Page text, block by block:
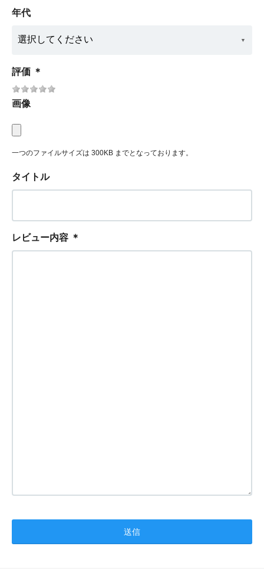
年代
評価 ＊
画像
一つのファイルサイズは 300KB までとなっております。
タイトル
レビュー内容 ＊